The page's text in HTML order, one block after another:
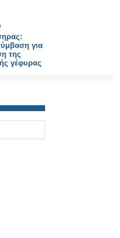
για
της
γέφυρας